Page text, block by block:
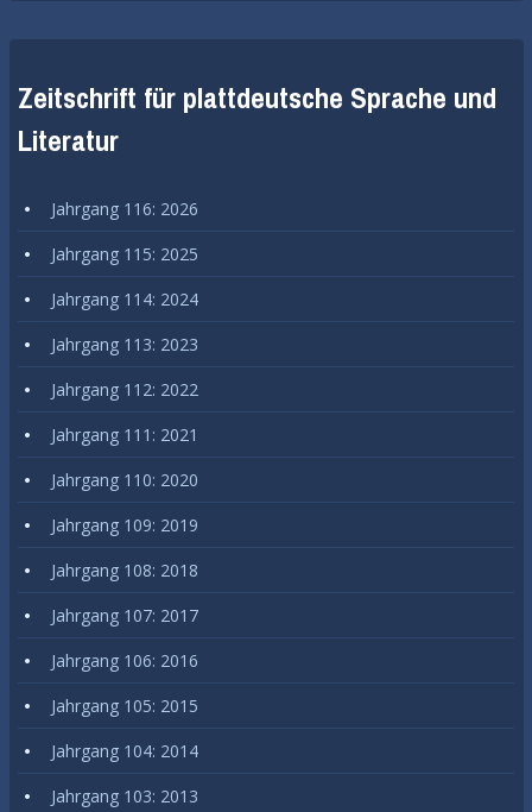
Zeitschrift für plattdeutsche Sprache und
Literatur
Jahrgang 116: 2026
Jahrgang 115: 2025
Jahrgang 114: 2024
Jahrgang 113: 2023
Jahrgang 112: 2022
Jahrgang 111: 2021
Jahrgang 110: 2020
Jahrgang 109: 2019
Jahrgang 108: 2018
Jahrgang 107: 2017
Jahrgang 106: 2016
Jahrgang 105: 2015
Jahrgang 104: 2014
Jahrgang 103: 2013